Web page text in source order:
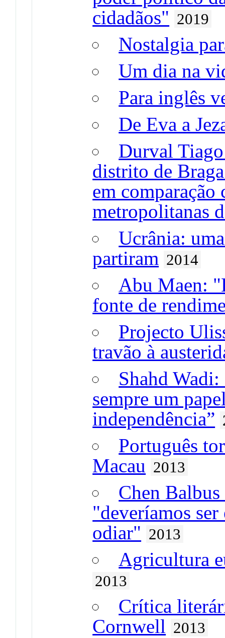
cidadãos" 2019
Nostalgia
Um dia na
Para inglês
De Eva a
Durval
distrito de
em comparação
metropolitanas
Ucrânia:
partiram 2014
Abu Maen:
fonte de
Projecto
travão à
Shahd
sempre um
independência”
Português
Macau 2013
Chen
"deveríamos ser
odiar" 2013
Agricultura
2013
Crítica
Cornwell 2013